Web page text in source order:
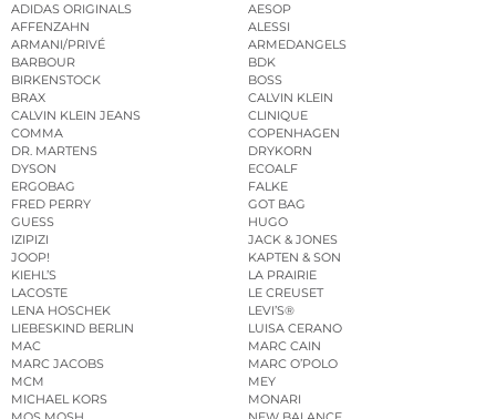
ADIDAS ORIGINALS
AESOP
AFFENZAHN
ALESSI
ARMANI/PRIVÉ
ARMEDANGELS
BARBOUR
BDK
BIRKENSTOCK
BOSS
BRAX
CALVIN KLEIN
CALVIN KLEIN JEANS
CLINIQUE
COMMA
COPENHAGEN
DR. MARTENS
DRYKORN
DYSON
ECOALF
ERGOBAG
FALKE
FRED PERRY
GOT BAG
GUESS
HUGO
IZIPIZI
JACK & JONES
JOOP!
KAPTEN & SON
KIEHL’S
LA PRAIRIE
LACOSTE
LE CREUSET
LENA HOSCHEK
LEVI’S®
LIEBESKIND BERLIN
LUISA CERANO
MAC
MARC CAIN
MARC JACOBS
MARC O’POLO
MCM
MEY
MICHAEL KORS
MONARI